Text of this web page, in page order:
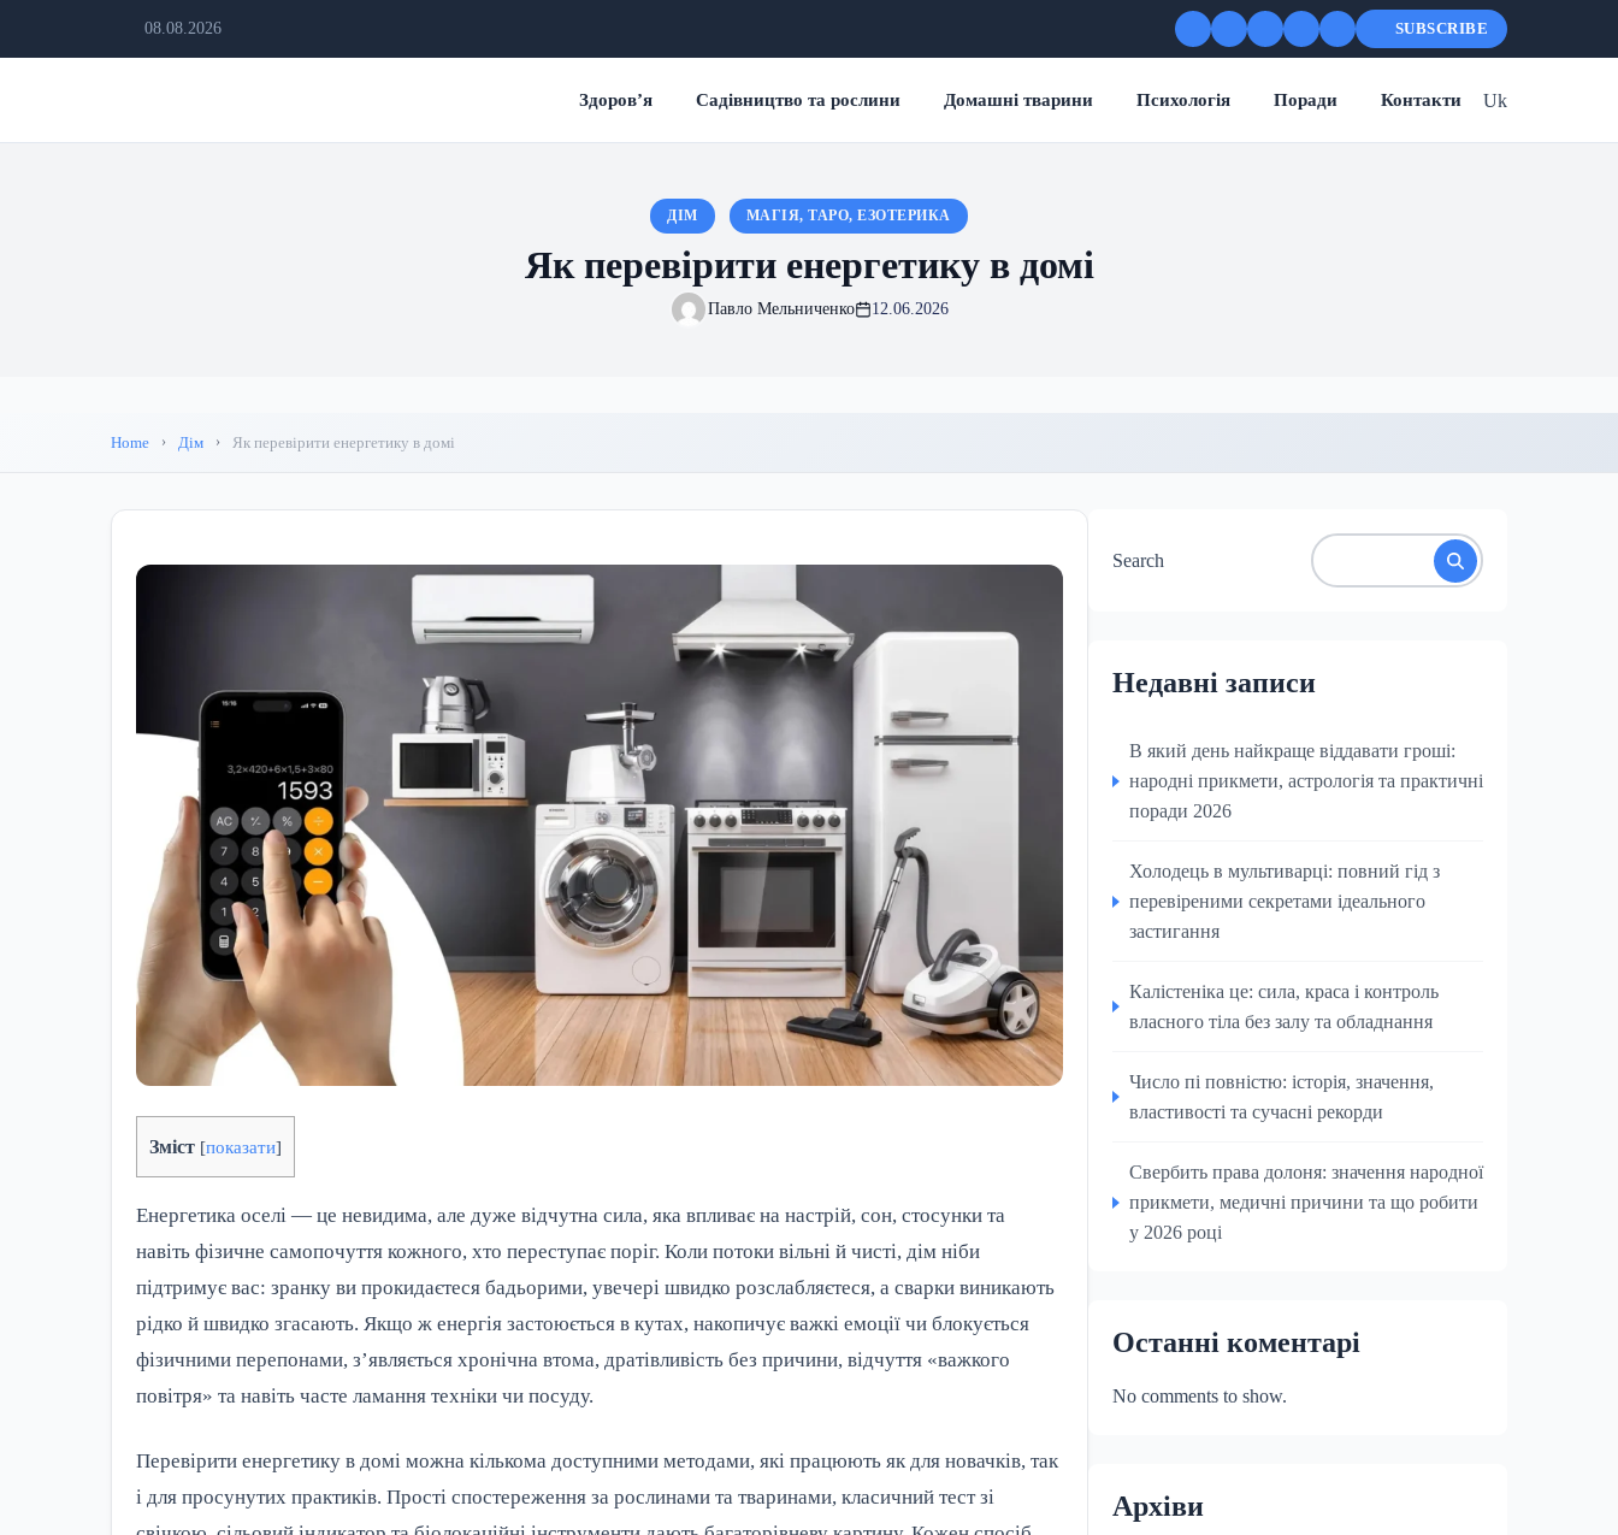
08.08.2026 SUBSCRIBE
Здоров’я Садівництво та рослини Домашні тварини Психологія Поради Контакти Uk
ДІМ МАГІЯ, ТАРО, ЕЗОТЕРИКА
Як перевірити енергетику в домі
Павло Мельниченко 12.06.2026
Home Дім Як перевірити енергетику в домі
Зміст [показати]
Енергетика оселі — це невидима, але дуже відчутна сила, яка впливає на настрій, сон, стосунки та
навіть фізичне самопочуття кожного, хто переступає поріг. Коли потоки вільні й чисті, дім ніби
підтримує вас: зранку ви прокидаєтеся бадьорими, увечері швидко розслабляєтеся, а сварки виникають
рідко й швидко згасають. Якщо ж енергія застоюється в кутах, накопичує важкі емоції чи блокується
фізичними перепонами, з’являється хронічна втома, дратівливість без причини, відчуття «важкого
повітря» та навіть часте ламання техніки чи посуду.
Перевірити енергетику в домі можна кількома доступними методами, які працюють як для новачків, так
і для просунутих практиків. Прості спостереження за рослинами та тваринами, класичний тест зі
Search
Недавні записи
В який день найкраще віддавати гроші:
народні прикмети, астрологія та практичні
поради 2026
Холодець в мультиварці: повний гід з
перевіреними секретами ідеального
застигання
Калістеніка це: сила, краса і контроль
власного тіла без залу та обладнання
Число пі повністю: історія, значення,
властивості та сучасні рекорди
Свербить права долоня: значення народної
прикмети, медичні причини та що робити
у 2026 році
Останні коментарі
No comments to show.
Архіви